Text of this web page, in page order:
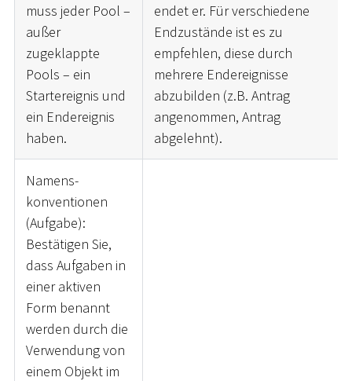
muss jeder Pool –
außer
zugeklappte
Pools – ein
Startereignis und
ein Endereignis
haben.
endet er. Für verschiedene
Endzustände ist es zu
empfehlen, diese durch
mehrere Endereignisse
abzubilden (z.B. Antrag
angenommen, Antrag
abgelehnt).
Namens-
konventionen
(Aufgabe):
Bestätigen Sie,
dass Aufgaben in
einer aktiven
Form benannt
werden durch die
Verwendung von
einem Objekt im